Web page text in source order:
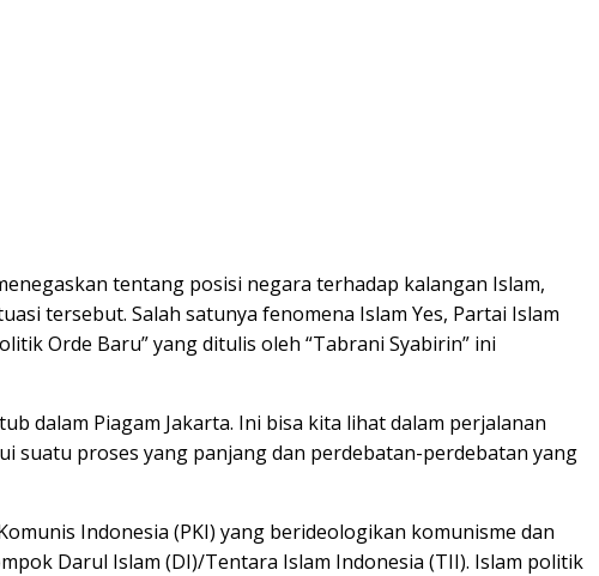
tentang posisi negara terhadap kalangan Islam,
tersebut. Salah satunya fenomena Islam Yes, Partai Islam
Orde Baru” yang ditulis oleh “Tabrani Syabirin” ini
dalam Piagam Jakarta. Ini bisa kita lihat dalam perjalanan
suatu proses yang panjang dan perdebatan-perdebatan yang
Indonesia (PKI) yang berideologikan komunisme dan
Darul Islam (DI)/Tentara Islam Indonesia (TII). Islam politik